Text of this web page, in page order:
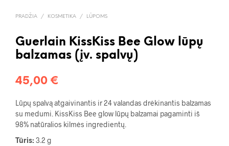
PRADŽIA / KOSMETIKA / LŪPOMS
Guerlain KissKiss Bee Glow lūpų
balzamas (įv. spalvų)
45,00 €
Lūpų spalvą atgaivinantis ir 24 valandas drėkinantis balzamas
su medumi. KissKiss Bee glow lūpų balzamai pagaminti iš
98% natūralios kilmės ingredientų.
Tūris:3.2 g